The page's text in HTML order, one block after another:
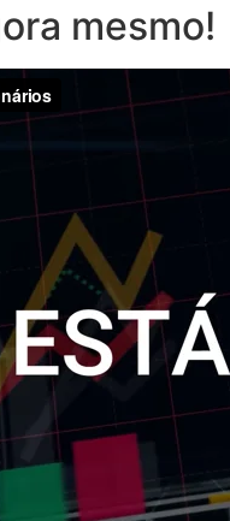
mesmo!